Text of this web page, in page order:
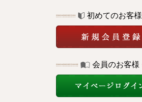
初めてのお客様
会員のお客様